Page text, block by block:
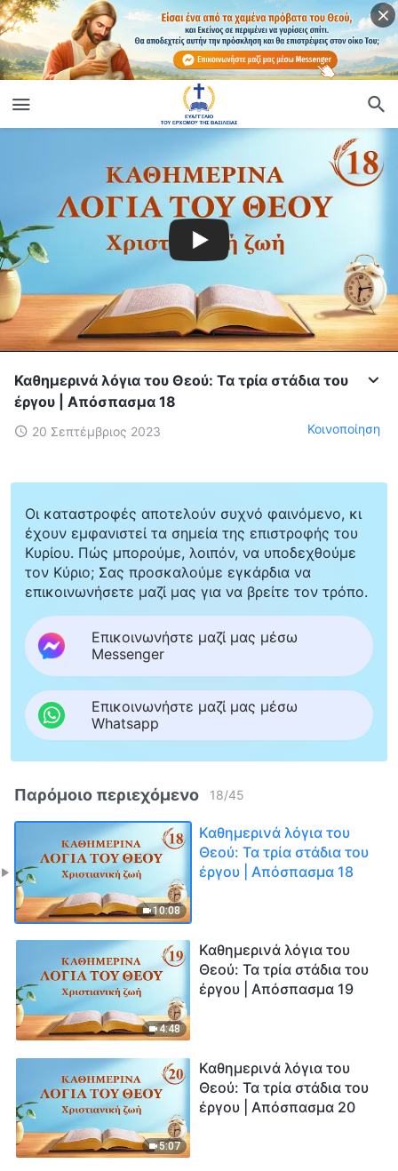
Καθημερινά λόγια του Θεού: Τα τρία στάδια του
έργου | Απόσπασμα 18
20 Σεπτέμβριος 2023 Κοινοποίηση
Οι καταστροφές αποτελούν συχνό φαινόμενο, κι
έχουν εμφανιστεί τα σημεία της επιστροφής του
Κυρίου. Πώς μπορούμε, λοιπόν, να υποδεχθούμε
τον Κύριο; Σας προσκαλούμε εγκάρδια να
επικοινωνήσετε μαζί μας για να βρείτε τον τρόπο.
Επικοινωνήστε μαζί μας μέσω
Messenger
Επικοινωνήστε μαζί μας μέσω
Whatsapp
Παρόμοιο περιεχόμενο 18/45
10:08
Καθημερινά λόγια του
Θεού: Τα τρία στάδια του
έργου | Απόσπασμα 18
4:48
Καθημερινά λόγια του
Θεού: Τα τρία στάδια του
έργου | Απόσπασμα 19
5:07
Καθημερινά λόγια του
Θεού: Τα τρία στάδια του
έργου | Απόσπασμα 20